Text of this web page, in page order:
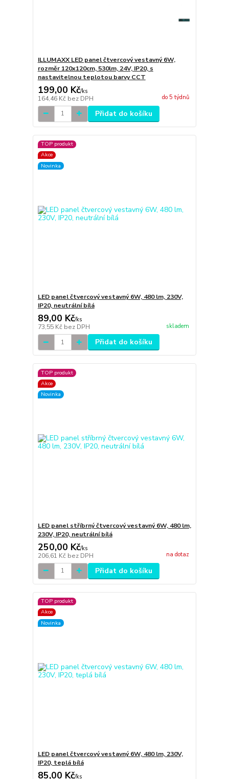
ILLUMAXX LED panel čtvercový vestavný 6W,
rozměr 120x120cm, 530lm, 24V, IP20, s
nastavitelnou teplotou barvy CCT
199,00 Kč/ks
164,46 Kč bez DPH do 5 týdnů
Přidat do košíku
TOP produkt
Akce
Novinka
LED panel čtvercový vestavný 6W, 480 lm, 230V,
IP20, neutrální bílá
89,00 Kč/ks
73,55 Kč bez DPH skladem
Přidat do košíku
TOP produkt
Akce
Novinka
LED panel stříbrný čtvercový vestavný 6W, 480 lm,
230V, IP20, neutrální bílá
250,00 Kč/ks
206,61 Kč bez DPH na dotaz
Přidat do košíku
TOP produkt
Akce
Novinka
LED panel čtvercový vestavný 6W, 480 lm, 230V,
IP20, teplá bílá
85,00 Kč/ks